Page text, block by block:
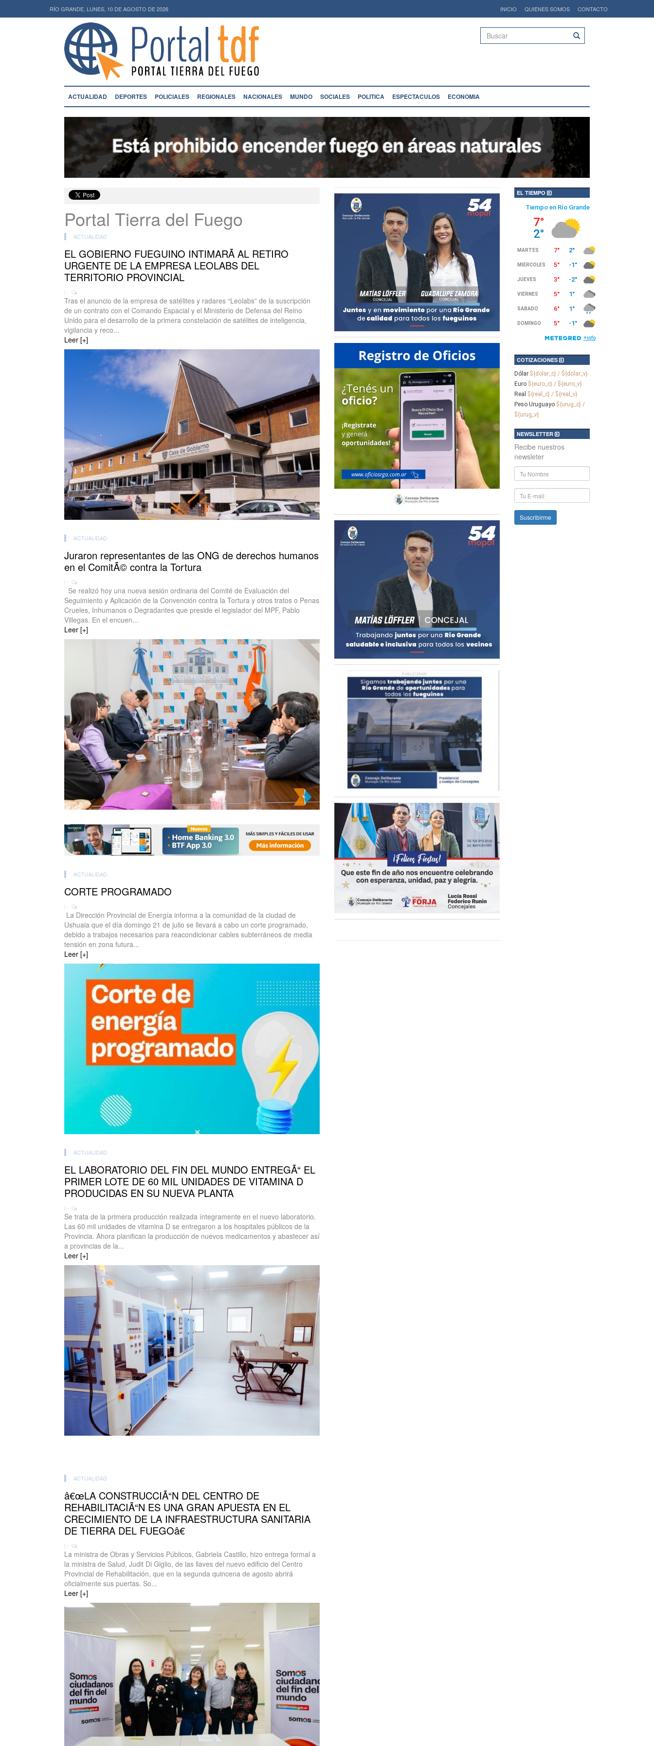
RÍO GRANDE, LUNES, 10 DE AGOSTO DE 2026 INICIO QUIENES SOMOS CONTACTO
Buscar
ACTUALIDAD DEPORTES POLICIALES REGIONALES NACIONALES MUNDO SOCIALES POLITICA ESPECTACULOS ECONOMIA
Portal Tierra del Fuego
ACTUALIDAD
EL GOBIERNO FUEGUINO INTIMARÃ AL RETIRO
URGENTE DE LA EMPRESA LEOLABS DEL
TERRITORIO PROVINCIAL
| -
Tras el anuncio de la empresa de satélites y radares “Leolabs” de la suscripción
de un contrato con el Comando Espacial y el Ministerio de Defensa del Reino
Unido para el desarrollo de la primera constelación de satélites de inteligencia,
vigilancia y reco...
Leer [+]
ACTUALIDAD
Juraron representantes de las ONG de derechos humanos
en el ComitÃ© contra la Tortura
| -
Se realizó hoy una nueva sesión ordinaria del Comité de Evaluación del
Seguimiento y Aplicación de la Convención contra la Tortura y otros tratos o Penas
Crueles, Inhumanos o Degradantes que preside el legislador del MPF, Pablo
Villegas. En el encuen...
Leer [+]
ACTUALIDAD
CORTE PROGRAMADO
| -
La Dirección Provincial de Energía informa a la comunidad de la ciudad de
Ushuaia que el día domingo 21 de julio se llevará a cabo un corte programado,
debido a trabajos necesarios para reacondicionar cables subterráneos de media
tensión en zona futura...
Leer [+]
ACTUALIDAD
EL LABORATORIO DEL FIN DEL MUNDO ENTREGÃ“ EL
PRIMER LOTE DE 60 MIL UNIDADES DE VITAMINA D
PRODUCIDAS EN SU NUEVA PLANTA
| -
Se trata de la primera producción realizada íntegramente en el nuevo laboratorio.
Las 60 mil unidades de vitamina D se entregaron a los hospitales públicos de la
Provincia. Ahora planifican la producción de nuevos medicamentos y abastecer así
a provincias de la...
Leer [+]
ACTUALIDAD
â€œLA CONSTRUCCIÃ“N DEL CENTRO DE
REHABILITACIÃ“N ES UNA GRAN APUESTA EN EL
CRECIMIENTO DE LA INFRAESTRUCTURA SANITARIA
DE TIERRA DEL FUEGOâ€
| -
La ministra de Obras y Servicios Públicos, Gabriela Castillo, hizo entrega formal a
la ministra de Salud, Judit Di Giglio, de las llaves del nuevo edificio del Centro
Provincial de Rehabilitación, que en la segunda quincena de agosto abrirá
oficialmente sus puertas. So...
Leer [+]
EL TIEMPO
COTIZACIONES
Dólar ${dolar_c} / ${dolar_v}
Euro ${euro_c} / ${euro_v}
Real ${real_c} / ${real_v}
Peso Uruguayo ${urug_c} /
${urug_v}
NEWSLETTER
Recibe nuestros
newsleter
Nombre
y
Apellido
E-
mail